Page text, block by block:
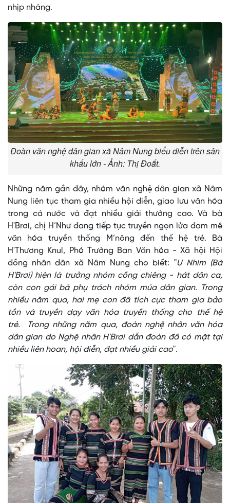
nhịp nhàng.
Đoàn văn nghệ dân gian xã Nâm Nung biểu diễn trên sân
khấu lớn - Ảnh: Thị Đoắt.
Những năm gần đây, nhóm văn nghệ dân gian xã Nâm
Nung liên tục tham gia nhiều hội diễn, giao lưu văn hóa
trong cả nước và đạt nhiều giải thưởng cao. Và bà
H'Brơi, chị H’Như đang tiếp tục truyền ngọn lửa đam mê
văn hóa truyền thống M’nông đến thế hệ trẻ. Bà
H'Thương Knul, Phó Trưởng Ban Văn hóa - Xã hội Hội
đồng nhân dân xã Nâm Nung cho biết: "U Nhim (Bà
H'Brơi) hiện là trưởng nhóm cồng chiêng - hát dân ca,
còn con gái bà phụ trách nhóm múa dân gian. Trong
nhiều năm qua, hai mẹ con đã tích cực tham gia bảo
tồn và truyền dạy văn hóa truyền thống cho thế hệ
trẻ. Trong những năm qua, đoàn nghệ nhân văn hóa
dân gian do Nghệ nhân H'Brơi dẫn đoàn đã có mặt tại
nhiều liên hoan, hội diễn, đạt nhiều giải cao".